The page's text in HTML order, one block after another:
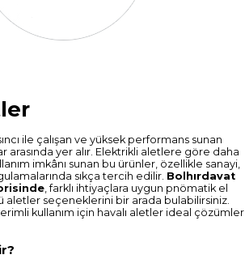
ile çalışan ve yüksek performans sunan
arasında yer alır. Elektrikli aletlere göre daha
imkânı sunan bu ürünler, özellikle sanayi,
sıkça tercih edilir. Bolhırdavat
, farklı ihtiyaçlara uygun pnömatik el
aletler seçeneklerini bir arada bulabilirsiniz.
kullanım için havalı aletler ideal çözümler